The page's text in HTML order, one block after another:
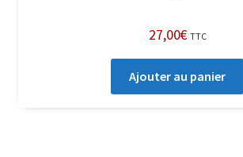
27,00€ TTC
Ajouter au panier